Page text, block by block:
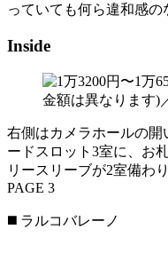
っていても何ら違和感の
Inside
右側はカメラホールの開
ードスロット3室に、お
リースリーブが2室備わり
PAGE 3
◼️ ラルコバレーノ